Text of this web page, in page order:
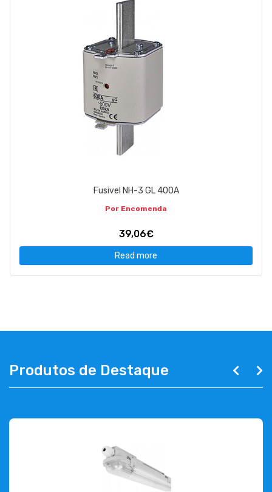
Fusivel NH-3 GL 400A
Por Encomenda
39,06€
Read more
Produtos de Destaque